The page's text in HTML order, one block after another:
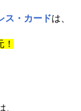
ス・カードは、
、